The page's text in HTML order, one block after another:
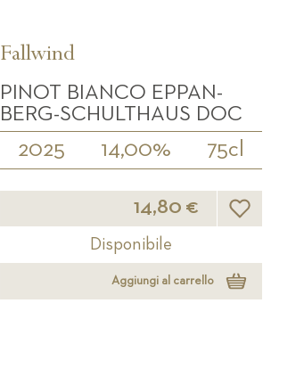
Fallwind
PINOT BIANCO EPPAN-
BERG-SCHULTHAUS DOC
2025 14,00% 75cl
14,80 € Lista desideri
Disponibile
Aggiungi al carrello